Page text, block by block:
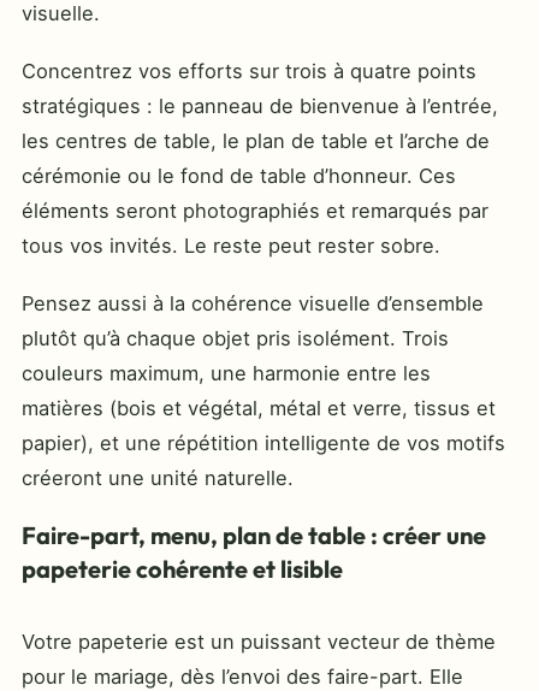
visuelle.
Concentrez vos efforts sur trois à quatre points
stratégiques : le panneau de bienvenue à l’entrée,
les centres de table, le plan de table et l’arche de
cérémonie ou le fond de table d’honneur. Ces
éléments seront photographiés et remarqués par
tous vos invités. Le reste peut rester sobre.
Pensez aussi à la cohérence visuelle d’ensemble
plutôt qu’à chaque objet pris isolément. Trois
couleurs maximum, une harmonie entre les
matières (bois et végétal, métal et verre, tissus et
papier), et une répétition intelligente de vos motifs
créeront une unité naturelle.
Faire-part, menu, plan de table : créer une
papeterie cohérente et lisible
Votre papeterie est un puissant vecteur de thème
pour le mariage, dès l’envoi des faire-part. Elle